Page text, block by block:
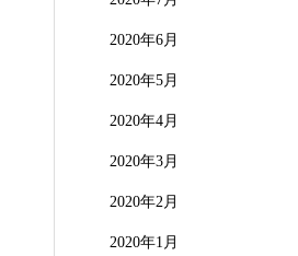
2020年6月
2020年5月
2020年4月
2020年3月
2020年2月
2020年1月